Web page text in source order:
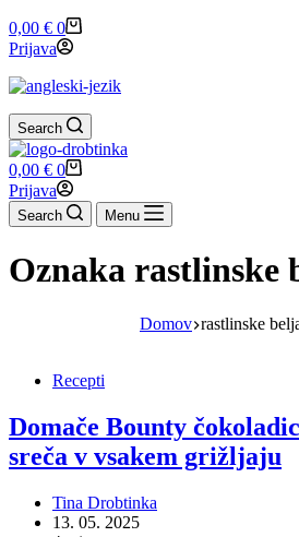
Shopping
cart
0,00 € 0
Prijava
Search
Shopping
cart
0,00 € 0
Prijava
Search Menu
Oznaka rastlinske
Domov rastlinske
Recepti
Domače Bounty
sreča v vsakem grižljaju
Tina Drobtinka
13. 05. 2025